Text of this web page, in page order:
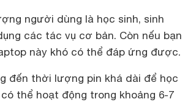
người dùng là học sinh, sinh
các tác vụ cơ bản. Còn nếu bạn
này khó có thể đáp ứng được.
đến thời lượng pin khá dài để học
thể hoạt động trong khoảng 6-7